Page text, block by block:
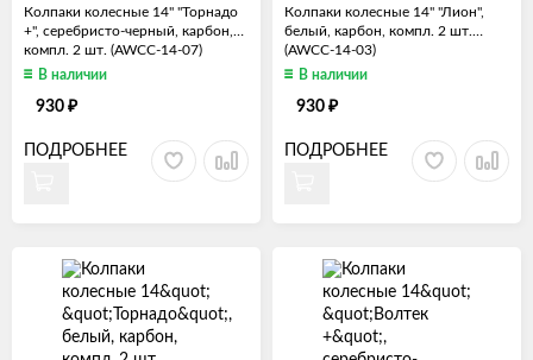
Колпаки колесные 14" "Торнадо
+", серебристо-черный, карбон,
компл. 2 шт. (AWCC-14-07)
В наличии
930 ₽
ПОДРОБНЕЕ
Колпаки колесные 14" "Лион",
белый, карбон, компл. 2 шт.
(AWCC-14-03)
В наличии
930 ₽
ПОДРОБНЕЕ